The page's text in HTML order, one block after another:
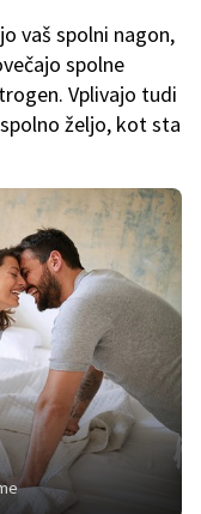
vaš spolni nagon,
spolne
Vplivajo tudi
željo, kot sta